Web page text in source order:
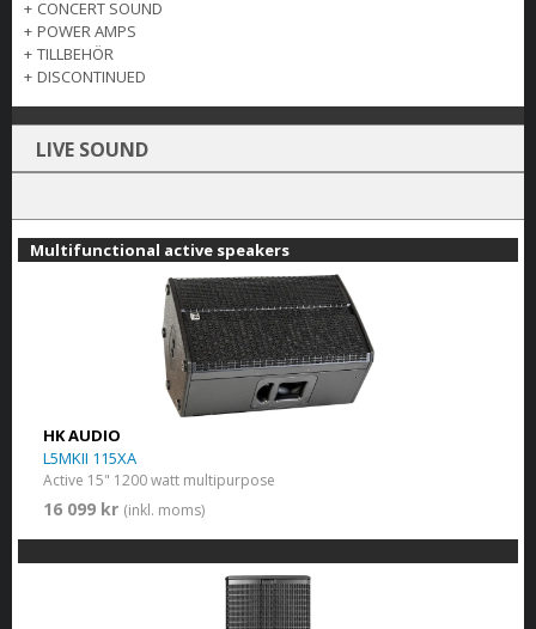
+ CONCERT SOUND
+ POWER AMPS
+ TILLBEHÖR
+ DISCONTINUED
LIVE SOUND
Multifunctional active speakers
HK AUDIO
L5MKII 115XA
Active 15" 1200 watt multipurpose
16 099 kr (inkl. moms)